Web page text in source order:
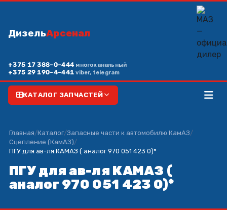
ДизельАрсенал
+375 17 388-0-444 многоканальный
+375 29 190-4-441viber, telegram
КАТАЛОГ ЗАПЧАСТЕЙ
Главная/Каталог/Запасные части к автомобилю КамАЗ/
Сцепление (КамАЗ)/
ПГУ для ав-ля КАМАЗ ( аналог 970 051 423 0)*
ПГУ для ав-ля КАМАЗ (
аналог 970 051 423 0)*